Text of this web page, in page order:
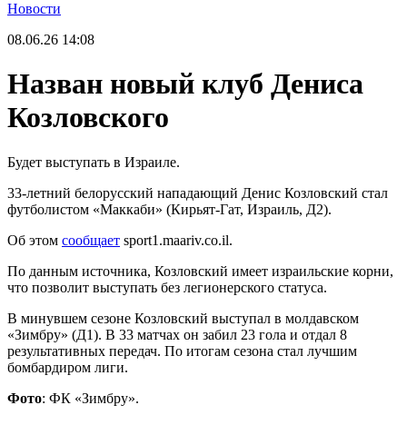
Новости
08.06.26 14:08
Назван новый клуб Дениса
Козловского
Будет выступать в Израиле.
33-летний белорусский нападающий Денис Козловский стал
футболистом «Маккаби» (Кирьят-Гат, Израиль, Д2).
Об этом сообщает sport1.maariv.co.il.
По данным источника, Козловский имеет израильские корни,
что позволит выступать без легионерского статуса.
В минувшем сезоне Козловский выступал в молдавском
«Зимбру» (Д1). В 33 матчах он забил 23 гола и отдал 8
результативных передач. По итогам сезона стал лучшим
бомбардиром лиги.
Фото: ФК «Зимбру».